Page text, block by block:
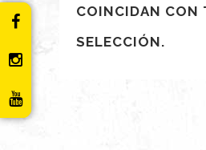
COINCIDAN CON
SELECCIÓN.